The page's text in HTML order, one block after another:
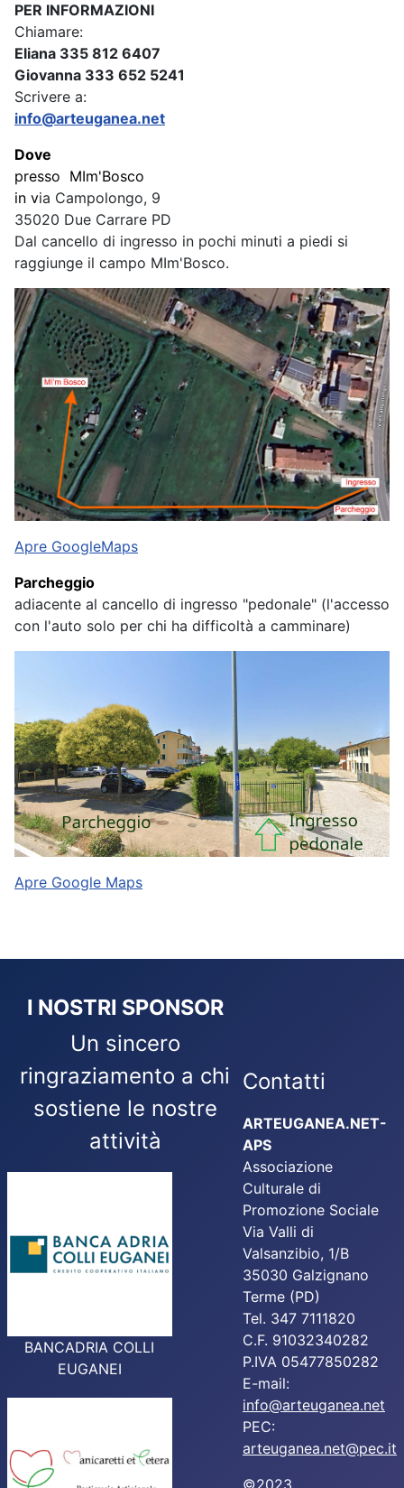
PER INFORMAZIONI
Chiamare:
Eliana 335 812 6407
Giovanna 333 652 5241
Scrivere a:
info@arteuganea.net
Dove
presso MIm'Bosco
in via Campolongo, 9
35020 Due Carrare PD
Dal cancello di ingresso in pochi minuti a piedi si
raggiunge il campo MIm'Bosco.
Apre GoogleMaps
Parcheggio
adiacente al cancello di ingresso "pedonale" (l'accesso
con l'auto solo per chi ha difficoltà a camminare)
Apre Google Maps
I NOSTRI SPONSOR
Un sincero
ringraziamento a chi
sostiene le nostre
attività
BANCADRIA COLLI
EUGANEI
Contatti
ARTEUGANEA.NET-
APS
Associazione
Culturale di
Promozione Sociale
Via Valli di
Valsanzibio, 1/B
35030 Galzignano
Terme (PD)
Tel. 347 7111820
C.F. 91032340282
P.IVA 05477850282
E-mail:
info@arteuganea.net
PEC:
arteuganea.net@pec.it